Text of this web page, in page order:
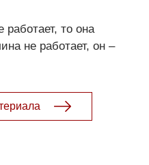
то она
не работает, он –